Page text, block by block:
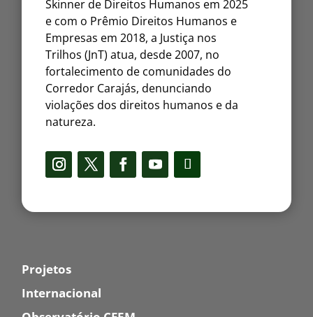
Skinner de Direitos Humanos em 2025
e com o Prêmio Direitos Humanos e
Empresas em 2018, a Justiça nos
Trilhos (JnT) atua, desde 2007, no
fortalecimento de comunidades do
Corredor Carajás, denunciando
violações dos direitos humanos e da
natureza.
Projetos
Internacional